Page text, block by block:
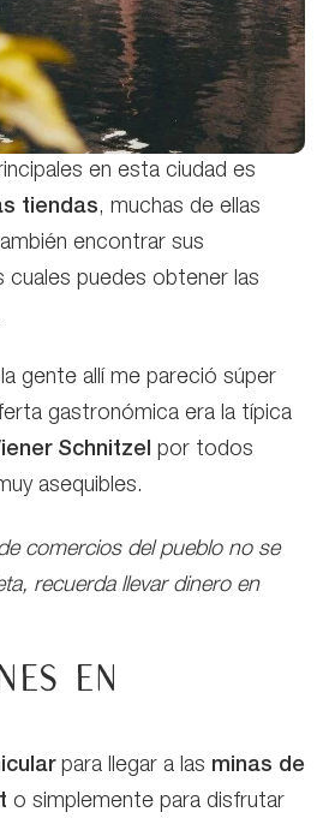
en esta ciudad es
tiendas, muchas de ellas
encontrar sus
cuales puedes obtener las
gente allí me pareció súper
gastronómica era la típica
Schnitzel por todos
asequibles.
comercios del pueblo no se
recuerda llevar dinero en
en
para llegar a las minas de
o simplemente para disfrutar